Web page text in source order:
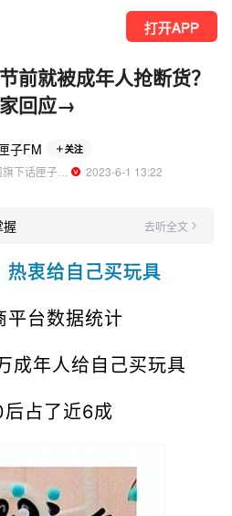
打开APP
前就被成年人抢断货？
回应→
子FM 关注
上海东方广播有限公司旗下话匣子FM官方账号
  2023-6-1 13:22
去听全文
热衷给自己买玩具
平台数据统计
成年人给自己买玩具
占了近6成